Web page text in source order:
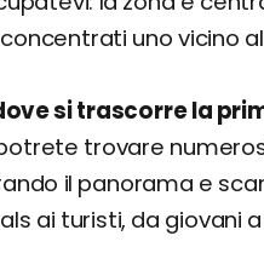
uno vicino
si trascorre la
trovare
il panorama e
ai turisti, da giovani